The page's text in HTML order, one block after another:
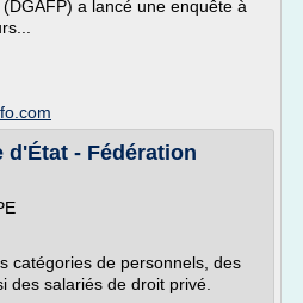
a lancé une enquête à
- Fédération
catégories de personnels, des
des salariés de droit privé.